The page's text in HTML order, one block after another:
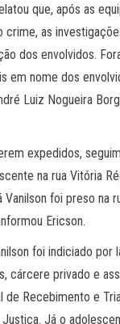
que, após as
as
dos envolvidos.
em nome dos
Luiz Nogueira
expedidos,
na rua Vitória
Vanilson foi preso na
Ericson.
foi indiciado por
cárcere privado e
de Recebimento e
Já o